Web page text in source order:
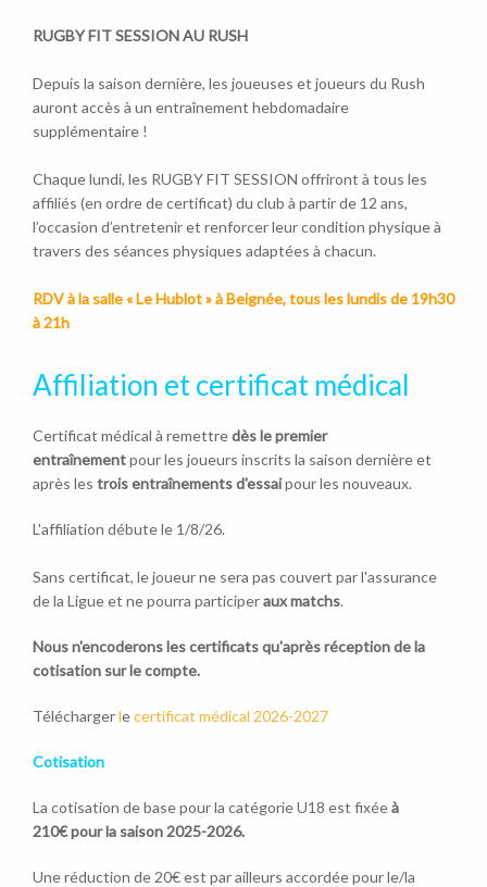
RUGBY FIT SESSION AU RUSH
Depuis la saison dernière, les joueuses et joueurs du Rush
auront accès à un entraînement hebdomadaire
supplémentaire !
Chaque lundi, les RUGBY FIT SESSION offriront à tous les
affiliés (en ordre de certificat) du club à partir de 12 ans,
l’occasion d’entretenir et renforcer leur condition physique à
travers des séances physiques adaptées à chacun.
RDV à la salle « Le Hublot » à Beignée, tous les lundis de 19h30
à 21h
Affiliation et certificat médical
Certificat médical à remettredès le premier
entraînementpour les joueurs inscrits la saison dernière et
après les trois entraînements d'essaipour les nouveaux.
L'affiliation débute le 1/8/26.
Sans certificat, le joueur ne sera pas couvert par l'assurance
de la Ligue et ne pourra participeraux matchs.
Nous n'encoderons les certificats qu'après réception de la
cotisation sur le compte.
Téléchargerlecertificat médical 2026-2027
Cotisation
La cotisation de base pour la catégorie U18 est fixéeà
210€ pour la saison 2025-2026.
Une réduction de 20€ est par ailleurs accordée pour le/la